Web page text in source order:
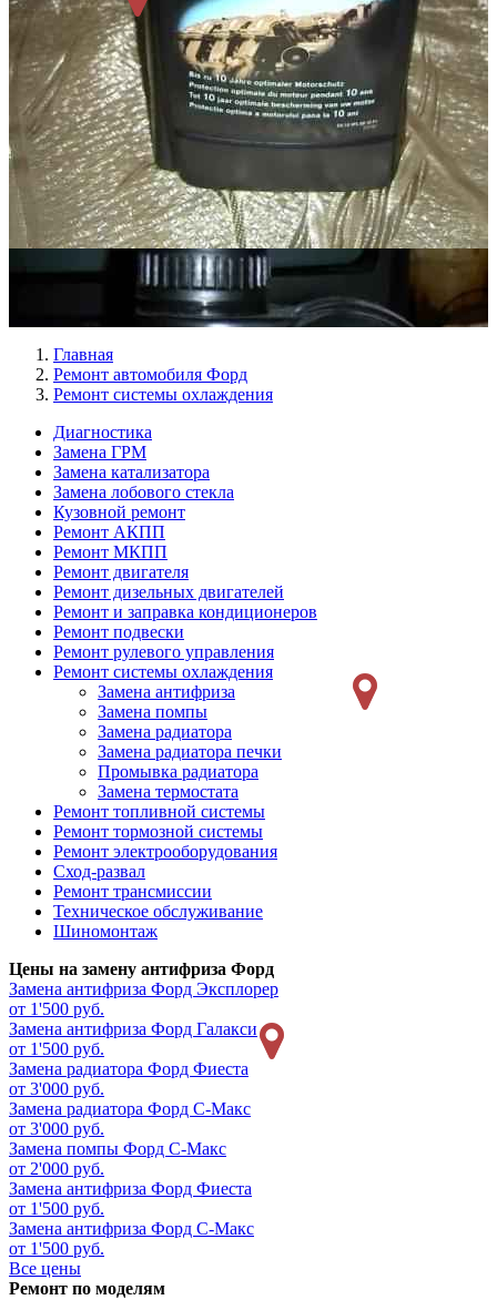
Главная
Ремонт автомобиля Форд
Ремонт системы охлаждения
Меню
Ремонт
слева
Диагностика
Замена ГРМ
Замена катализатора
Замена лобового стекла
Кузовной ремонт
Ремонт АКПП
Ремонт МКПП
Ремонт двигателя
Ремонт дизельных двигателей
Ремонт и заправка кондиционеров
Ремонт подвески
Ремонт рулевого управления
Ремонт системы охлаждения
Замена антифриза
Замена помпы
Замена радиатора
Замена радиатора печки
Промывка радиатора
Замена термостата
Ремонт топливной системы
Ремонт тормозной системы
Ремонт электрооборудования
Сход-развал
Ремонт трансмиссии
Техническое обслуживание
Шиномонтаж
Цены на замену антифриза Форд
Замена антифриза Форд Эксплорер
от 1'500 руб.
Замена антифриза Форд Галакси
от 1'500 руб.
Замена радиатора Форд Фиеста
от 3'000 руб.
Замена радиатора Форд С-Макс
от 3'000 руб.
Замена помпы Форд С-Макс
от 2'000 руб.
Замена антифриза Форд Фиеста
от 1'500 руб.
Замена антифриза Форд С-Макс
от 1'500 руб.
Все цены
Ремонт по моделям